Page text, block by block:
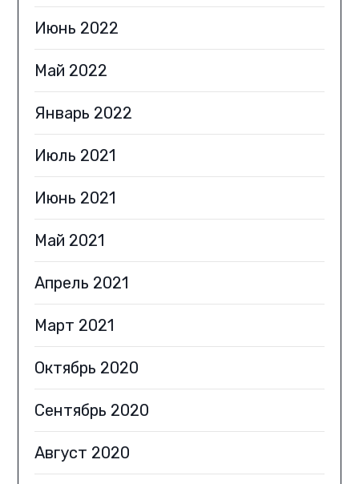
Июнь 2022
Май 2022
Январь 2022
Июль 2021
Июнь 2021
Май 2021
Апрель 2021
Март 2021
Октябрь 2020
Сентябрь 2020
Август 2020